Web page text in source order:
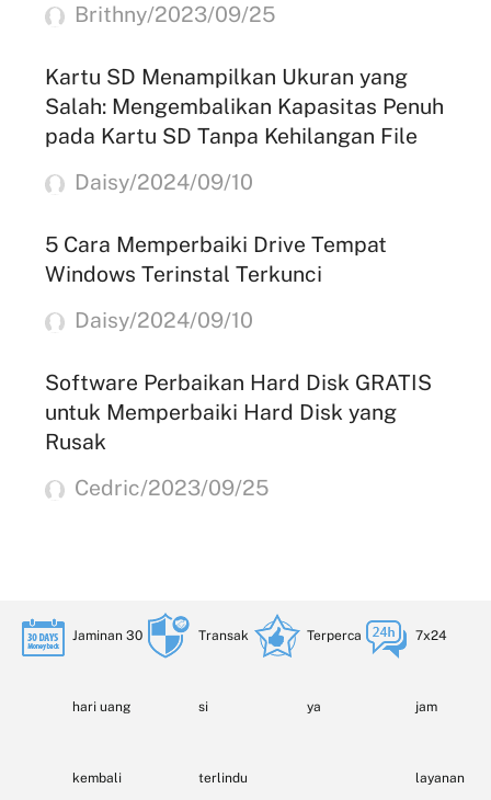
Brithny/2023/09/25
Kartu SD Menampilkan Ukuran yang
Salah: Mengembalikan Kapasitas Penuh
pada Kartu SD Tanpa Kehilangan File
Daisy/2024/09/10
5 Cara Memperbaiki Drive Tempat
Windows Terinstal Terkunci
Daisy/2024/09/10
Software Perbaikan Hard Disk GRATIS
untuk Memperbaiki Hard Disk yang
Rusak
Cedric/2023/09/25
Jaminan 30
hari uang
kembali
Transak
si
terlindu
Terperca
ya
7x24
jam
layanan